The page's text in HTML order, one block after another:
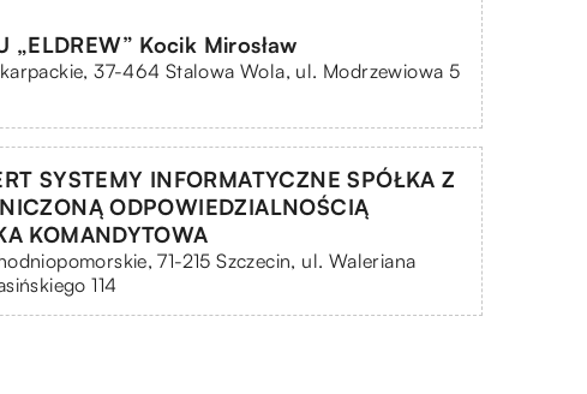
„ELDREW” Kocik Mirosław
37-464 Stalowa Wola, ul. Modrzewiowa 5
SYSTEMY INFORMATYCZNE SPÓŁKA Z
ODPOWIEDZIALNOŚCIĄ
KOMANDYTOWA
71-215 Szczecin, ul. Waleriana
114